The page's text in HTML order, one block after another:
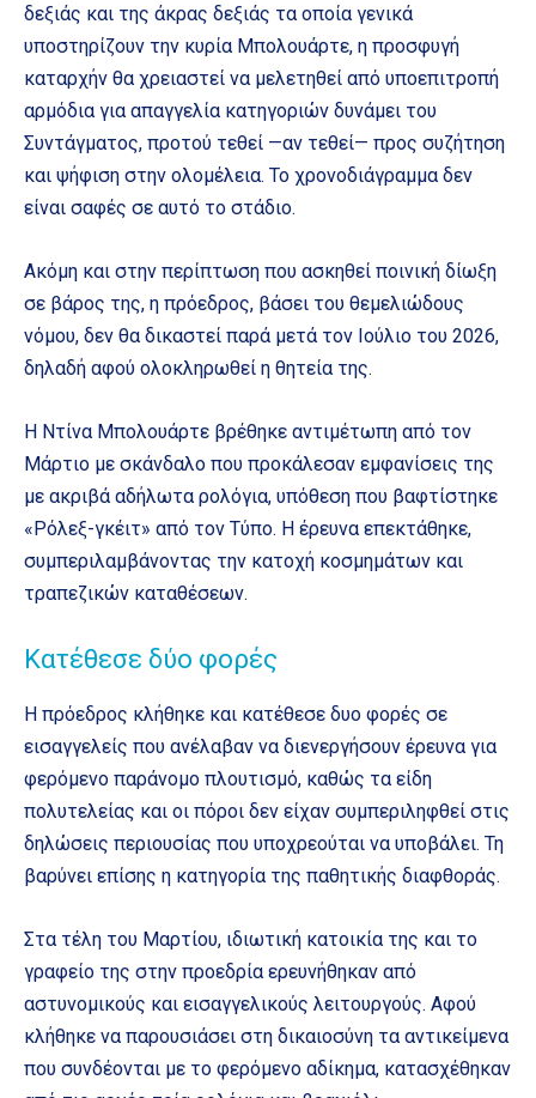
δεξιάς και της άκρας δεξιάς τα οποία γενικά
υποστηρίζουν την κυρία Μπολουάρτε, η προσφυγή
καταρχήν θα χρειαστεί να μελετηθεί από υποεπιτροπή
αρμόδια για απαγγελία κατηγοριών δυνάμει του
Συντάγματος, προτού τεθεί —αν τεθεί— προς συζήτηση
και ψήφιση στην ολομέλεια. Το χρονοδιάγραμμα δεν
είναι σαφές σε αυτό το στάδιο.
Ακόμη και στην περίπτωση που ασκηθεί ποινική δίωξη
σε βάρος της, η πρόεδρος, βάσει του θεμελιώδους
νόμου, δεν θα δικαστεί παρά μετά τον Ιούλιο του 2026,
δηλαδή αφού ολοκληρωθεί η θητεία της.
Η Ντίνα Μπολουάρτε βρέθηκε αντιμέτωπη από τον
Μάρτιο με σκάνδαλο που προκάλεσαν εμφανίσεις της
με ακριβά αδήλωτα ρολόγια, υπόθεση που βαφτίστηκε
«Ρόλεξ-γκέιτ» από τον Τύπο. Η έρευνα επεκτάθηκε,
συμπεριλαμβάνοντας την κατοχή κοσμημάτων και
τραπεζικών καταθέσεων.
Κατέθεσε δύο φορές
Η πρόεδρος κλήθηκε και κατέθεσε δυο φορές σε
εισαγγελείς που ανέλαβαν να διενεργήσουν έρευνα για
φερόμενο παράνομο πλουτισμό, καθώς τα είδη
πολυτελείας και οι πόροι δεν είχαν συμπεριληφθεί στις
δηλώσεις περιουσίας που υποχρεούται να υποβάλει. Τη
βαρύνει επίσης η κατηγορία της παθητικής διαφθοράς.
Στα τέλη του Μαρτίου, ιδιωτική κατοικία της και το
γραφείο της στην προεδρία ερευνήθηκαν από
αστυνομικούς και εισαγγελικούς λειτουργούς. Αφού
κλήθηκε να παρουσιάσει στη δικαιοσύνη τα αντικείμενα
που συνδέονται με το φερόμενο αδίκημα, κατασχέθηκαν